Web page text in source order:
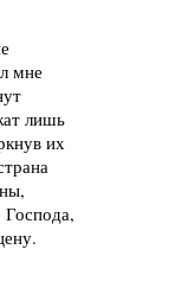
мне
лишь
их
Господа,